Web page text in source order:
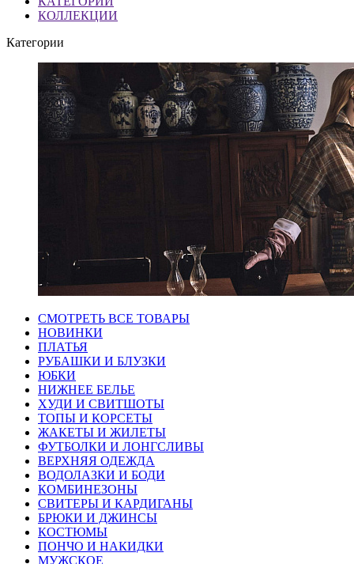
КОЛЛЕКЦИИ
Категории
СМОТРЕТЬ ВСЕ ТОВАРЫ
НОВИНКИ
ПЛАТЬЯ
РУБАШКИ И БЛУЗКИ
ЮБКИ
НИЖНЕЕ БЕЛЬЕ
ХУДИ И СВИТШОТЫ
ТОПЫ И КОРСЕТЫ
ЖАКЕТЫ И ЖИЛЕТЫ
ФУТБОЛКИ И ЛОНГСЛИВЫ
ВЕРХНЯЯ ОДЕЖДА
ВОДОЛАЗКИ И БОДИ
КОМБИНЕЗОНЫ
СВИТЕРЫ И КАРДИГАНЫ
БРЮКИ И ДЖИНСЫ
КОСТЮМЫ
ПОНЧО И НАКИДКИ
МУЖСКОЕ